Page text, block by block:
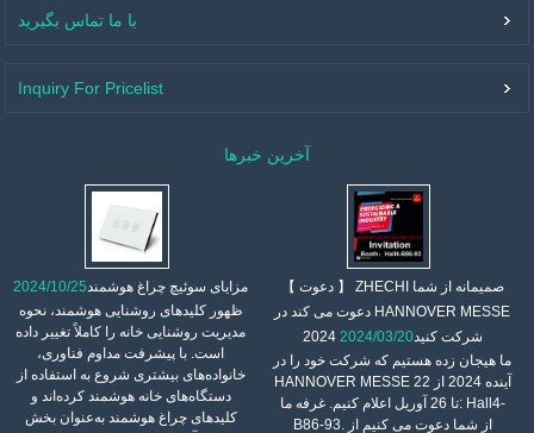
با ما تماس بگیرید
Inquiry For Pricelist
آخرین خبرها
مزایای سوئیچ چراغ هوشمند 2024/10/25
ظهور کلیدهای روشنایی هوشمند، نحوه
مدیریت روشنایی خانه را کاملاً تغییر داده
است. با پیشرفت مداوم فناوری،
خانواده‌های بیشتری شروع به استفاده از
دستگاه‌های خانه هوشمند کرده‌اند و
کلیدهای چراغ هوشمند به‌عنوان بخش
【 دعوت 】 ZHECHI صمیمانه از شما
دعوت می کند در HANNOVER MESSE
2024 شرکت کنید2024/03/20
ما هیجان زده هستیم که شرکت خود را در
HANNOVER MESSE آینده 2024 از 22
تا 26 آوریل اعلام کنیم. غرفه ما: Hall4-
B86-93. از شما دعوت می کنیم از